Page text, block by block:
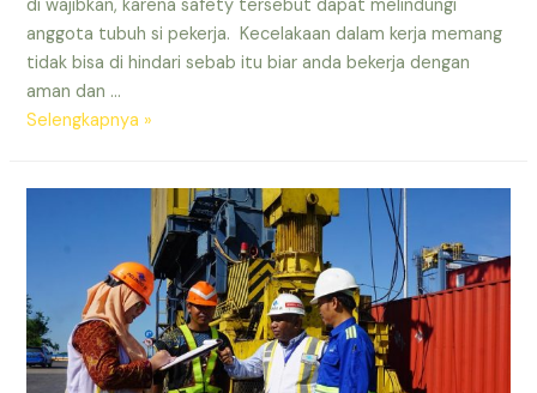
di wajibkan, karena safety tersebut dapat melindungi
anggota tubuh si pekerja. Kecelakaan dalam kerja memang
tidak bisa di hindari sebab itu biar anda bekerja dengan
aman dan …
Distributor
Selengkapnya »